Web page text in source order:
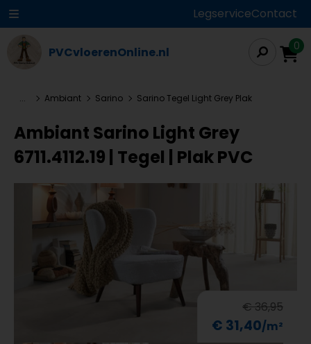
LegserviceContact
PVCvloerenOnline.nl 0
... Ambiant Sarino Sarino Tegel Light Grey Plak
Ambiant Sarino Light Grey
6711.4112.19 | Tegel | Plak PVC
€ 36,95
€ 31,40